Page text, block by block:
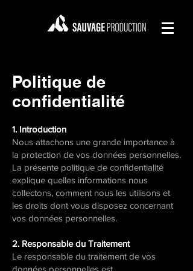
Politique de
confidentialité
1. Introduction
Nous attachons une grande importance à
la protection de vos données personnelles.
La présente politique de confidentialité
explique quelles informations nous
collectons, comment nous les utilisons et
les droits dont vous disposez concernant
vos données personnelles.
2. Responsable du Traitement
Le responsable du traitement de vos
données personnelles est